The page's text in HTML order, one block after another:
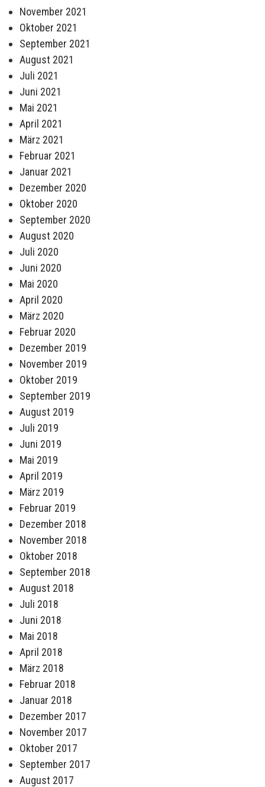
November 2021
Oktober 2021
September 2021
August 2021
Juli 2021
Juni 2021
Mai 2021
April 2021
März 2021
Februar 2021
Januar 2021
Dezember 2020
Oktober 2020
September 2020
August 2020
Juli 2020
Juni 2020
Mai 2020
April 2020
März 2020
Februar 2020
Dezember 2019
November 2019
Oktober 2019
September 2019
August 2019
Juli 2019
Juni 2019
Mai 2019
April 2019
März 2019
Februar 2019
Dezember 2018
November 2018
Oktober 2018
September 2018
August 2018
Juli 2018
Juni 2018
Mai 2018
April 2018
März 2018
Februar 2018
Januar 2018
Dezember 2017
November 2017
Oktober 2017
September 2017
August 2017